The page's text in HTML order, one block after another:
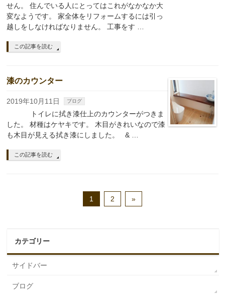
せん。 住んでいる人にとってはこれがなかなか大
変なようです。 家全体をリフォームするには引っ
越しをしなければなりません。 工事をす …
この記事を読む
漆のカウンター
2019年10月11日 ブログ
トイレに拭き漆仕上のカウンターがつきま
した。 材種はケヤキです。 木目がきれいなので漆
も木目が見える拭き漆にしました。 & …
この記事を読む
1 2 »
カテゴリー
サイドバー
ブログ